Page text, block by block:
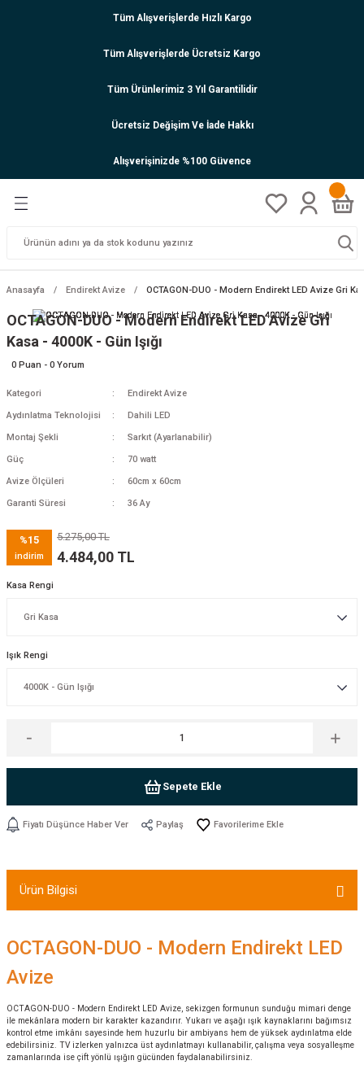
Tüm Alışverişlerde Hızlı Kargo
Tüm Alışverişlerde Ücretsiz Kargo
Tüm Ürünlerimiz 3 Yıl Garantilidir
Ücretsiz Değişim Ve İade Hakkı
Alışverişinizde %100 Güvence
Anasayfa Endirekt Avize OCTAGON-DUO - Modern Endirekt LED Avize Gri
OCTAGON-DUO - Modern Endirekt LED Avize Gri
Kasa - 4000K - Gün Işığı
0 Puan - 0 Yorum
Kategori Endirekt Avize
Aydınlatma Teknolojisi Dahili LED
Montaj Şekli Sarkıt (Ayarlanabilir)
Güç 70 watt
Avize Ölçüleri 60cm x 60cm
Garanti Süresi 36 Ay
%15
indirim
5.275,00 TL
4.484,00 TL
Kasa Rengi
Işık Rengi
Sepete Ekle
Fiyatı Düşünce Haber Ver Paylaş
Ürün Bilgisi
OCTAGON-DUO - Modern Endirekt LED
Avize
OCTAGON-DUO - Modern Endirekt LED Avize, sekizgen formunun sunduğu mimari denge
ile mekânlara modern bir karakter kazandırır. Yukarı ve aşağı ışık kaynaklarını bağımsız
kontrol etme imkânı sayesinde hem huzurlu bir ambiyans hem de yüksek aydınlatma elde
edebilirsiniz. TV izlerken yalnızca üst aydınlatmayı kullanabilir, çalışma veya sosyalleşme
zamanlarında ise çift yönlü ışığın gücünden faydalanabilirsiniz.